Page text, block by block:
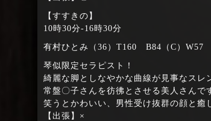
【すすきの】
10時30分‐16時30分
有村ひとみ（36）T160 B84（C）W57
琴似限定セラピスト！
綺麗な脚としなやかな曲線が見事なス
常盤〇子さんを彷彿とさせる美人さんで
笑うとかわいい、男性受け抜群の顔と癒
【出張】×